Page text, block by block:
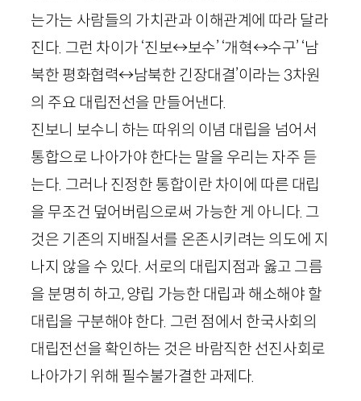
는가는 사람들의 가치관과 이해관계에 따라 달라
진다. 그런 차이가 ‘진보↔보수’ ‘개혁↔수구’ ‘남
북한 평화협력↔남북한 긴장대결’이라는 3차원
의 주요 대립전선을 만들어낸다.
진보니 보수니 하는 따위의 이념 대립을 넘어서
통합으로 나아가야 한다는 말을 우리는 자주 듣
는다. 그러나 진정한 통합이란 차이에 따른 대립
을 무조건 덮어버림으로써 가능한 게 아니다. 그
것은 기존의 지배질서를 온존시키려는 의도에 지
나지 않을 수 있다. 서로의 대립지점과 옳고 그름
을 분명히 하고, 양립 가능한 대립과 해소해야 할
대립을 구분해야 한다. 그런 점에서 한국사회의
대립전선을 확인하는 것은 바람직한 선진사회로
나아가기 위해 필수불가결한 과제다.